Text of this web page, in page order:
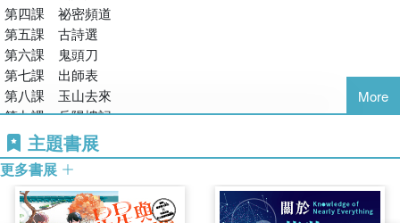
P國學常識藉由表格填空，幫助同學釐清觀念。
P寫作手法、文意類推運用配合、填空等題型，培養判讀能
力。
參、閱讀理解訓練
精選課文相關文本作為閱讀題組，培養閱讀理解與應對大考的
能力。
P閱讀題組以選擇題為主，測驗文意理解及推理應用能力。
混合題組加入手寫題型，幫助同學分析文本，寫出適合的
答案。
第四課 祕密頻道
第五課 古詩選
第六課 鬼頭刀
第七課 出師表
第八課 玉山去來
第九課 岳陽樓記
第十課 現代詩選
第十一課 壯遊
文化教材 孟子選讀
More
主題書展
更多書展